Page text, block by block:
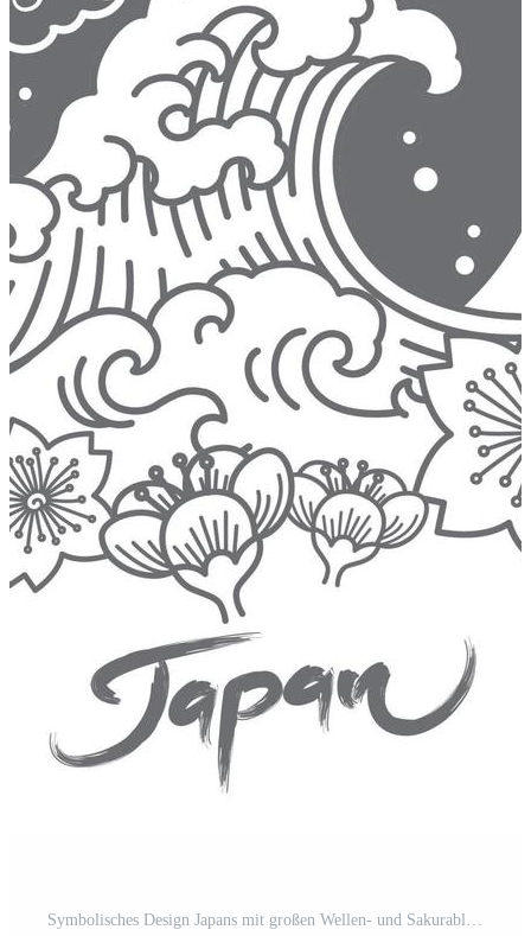
Symbolisches Design Japans mit großen Wellen- und Sakurablumen und orientalischer Wolke und Sonne. Kostenloser Vektor